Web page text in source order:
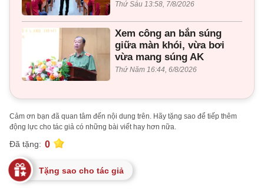
Thứ Sáu 13:58, 7/8/2026
Xem công an bắn súng
giữa màn khói, vừa bơi
vừa mang súng AK
Thứ Năm 16:44, 6/8/2026
Cảm ơn bạn đã quan tâm đến nội dung trên. Hãy tặng sao để tiếp thêm
động lực cho tác giả có những bài viết hay hơn nữa.
Đã tặng: 0
Tặng sao cho tác giả